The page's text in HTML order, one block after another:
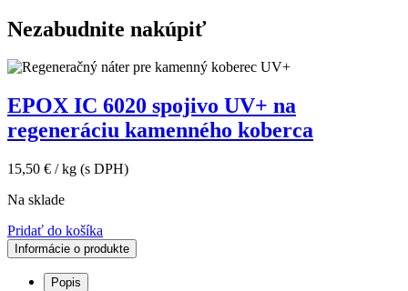
25kg
Nezabudnite nakúpiť
EPOX IC 6020 spojivo UV+ na
regeneráciu kamenného koberca
15,50 € / kg (s DPH)
Na sklade
Pridať do košíka
Informácie o produkte
Popis